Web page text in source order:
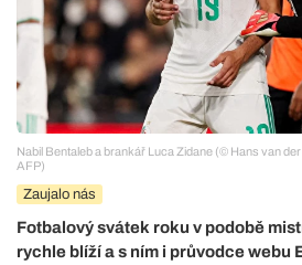
Nabil Bentaleb a brankář Luca Zidane (© Hans van
AFP)
Zaujalo nás
Fotbalový svátek roku v podobě
rychle blíží a s ním i průvodce webu